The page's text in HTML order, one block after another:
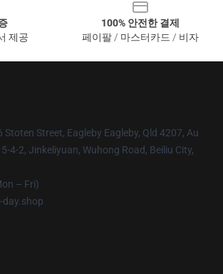
제공
100% 안전한 결제
페이팔 / 마스터카드 / 비자
Stoten Street, Eagleby Eagleby, Qld 4207, Au
5-4-2, Jinkeliyuan, Wuhong Road, Beiliu City,
– Fri)
day.shop